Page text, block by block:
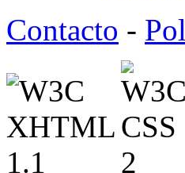
Contacto -